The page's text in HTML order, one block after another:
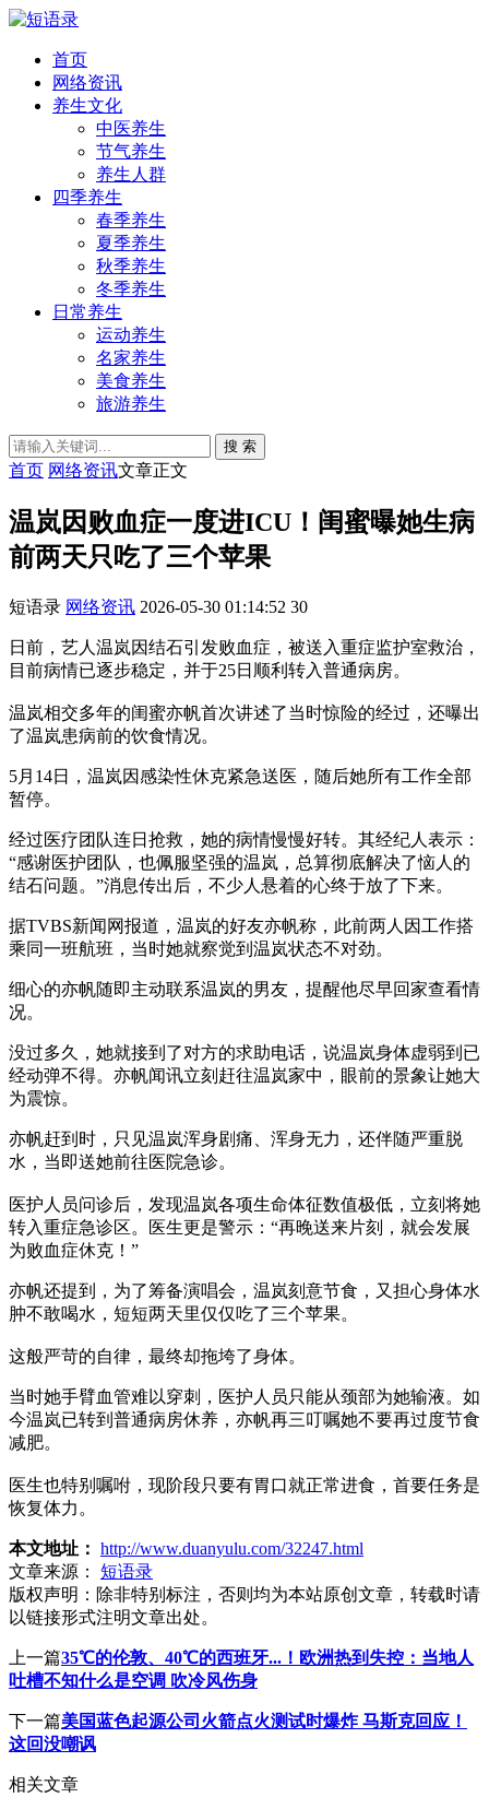
首页
网络资讯
养生文化
中医养生
节气养生
养生人群
四季养生
春季养生
夏季养生
秋季养生
冬季养生
日常养生
运动养生
名家养生
美食养生
旅游养生
搜 索
首页 网络资讯文章正文
温岚因败血症一度进ICU！闺蜜曝她生病
前两天只吃了三个苹果
短语录 网络资讯 2026-05-30 01:14:52 30
日前，艺人温岚因结石引发败血症，被送入重症监护室救治，
目前病情已逐步稳定，并于25日顺利转入普通病房。
温岚相交多年的闺蜜亦帆首次讲述了当时惊险的经过，还曝出
了温岚患病前的饮食情况。
5月14日，温岚因感染性休克紧急送医，随后她所有工作全部
暂停。
经过医疗团队连日抢救，她的病情慢慢好转。其经纪人表示：
“感谢医护团队，也佩服坚强的温岚，总算彻底解决了恼人的
结石问题。”消息传出后，不少人悬着的心终于放了下来。
据TVBS新闻网报道，温岚的好友亦帆称，此前两人因工作搭
乘同一班航班，当时她就察觉到温岚状态不对劲。
细心的亦帆随即主动联系温岚的男友，提醒他尽早回家查看情
况。
没过多久，她就接到了对方的求助电话，说温岚身体虚弱到已
经动弹不得。亦帆闻讯立刻赶往温岚家中，眼前的景象让她大
为震惊。
亦帆赶到时，只见温岚浑身剧痛、浑身无力，还伴随严重脱
水，当即送她前往医院急诊。
医护人员问诊后，发现温岚各项生命体征数值极低，立刻将她
转入重症急诊区。医生更是警示：“再晚送来片刻，就会发展
为败血症休克！”
亦帆还提到，为了筹备演唱会，温岚刻意节食，又担心身体水
肿不敢喝水，短短两天里仅仅吃了三个苹果。
这般严苛的自律，最终却拖垮了身体。
当时她手臂血管难以穿刺，医护人员只能从颈部为她输液。如
今温岚已转到普通病房休养，亦帆再三叮嘱她不要再过度节食
减肥。
医生也特别嘱咐，现阶段只要有胃口就正常进食，首要任务是
恢复体力。
本文地址： http://www.duanyulu.com/32247.html
文章来源：
短语录
版权声明： 除非特别标注，否则均为本站原创文章，转载时请
以链接形式注明文章出处。
上一篇35℃的伦敦、40℃的西班牙...！欧洲热到失控：当地人
吐槽不知什么是空调 吹冷风伤身
下一篇美国蓝色起源公司火箭点火测试时爆炸 马斯克回应！
这回没嘲讽
相关文章